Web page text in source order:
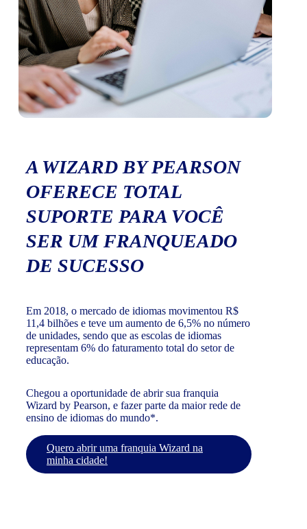
A WIZARD BY PEARSON
OFERECE TOTAL
SUPORTE PARA VOCÊ
SER UM FRANQUEADO
DE SUCESSO
Em 2018, o mercado de idiomas movimentou R$
11,4 bilhões e teve um aumento de 6,5% no número
de unidades, sendo que as escolas de idiomas
representam 6% do faturamento total do setor de
educação.
Chegou a oportunidade de abrir sua franquia
Wizard by Pearson, e fazer parte da maior rede de
ensino de idiomas do mundo*.
Quero abrir uma franquia Wizard na
minha cidade!